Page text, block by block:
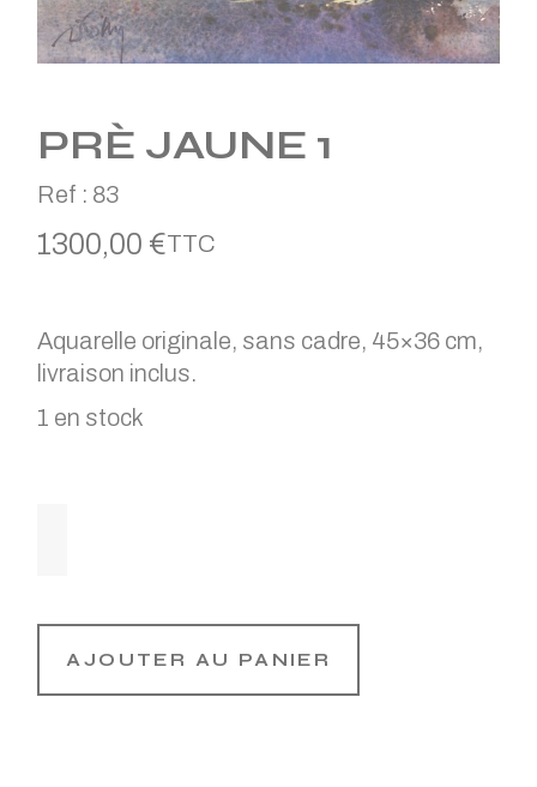
PRÈ JAUNE 1
Ref : 83
1300,00 €TTC
Aquarelle originale, sans cadre, 45×36 cm,
livraison inclus.
1 en stock
AJOUTER AU PANIER